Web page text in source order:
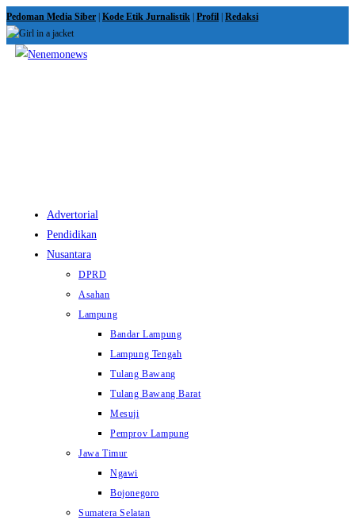
Skip
to
content
Pedoman Media Siber Kode Etik Jurnalistik Profil Redaksi
Advertorial
Pendidikan
Nusantara
DPRD
Asahan
Lampung
Bandar Lampung
Lampung Tengah
Tulang Bawang
Tulang Bawang Barat
Mesuji
Pemprov Lampung
Jawa Timur
Ngawi
Bojonegoro
Sumatera Selatan